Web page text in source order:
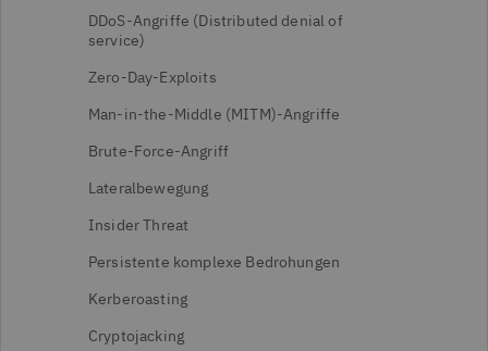
DDoS-Angriffe (Distributed denial of
service)
Zero-Day-Exploits
Man-in-the-Middle (MITM)-Angriffe
Brute-Force-Angriff
Lateralbewegung
Insider Threat
Persistente komplexe Bedrohungen
Kerberoasting
Cryptojacking